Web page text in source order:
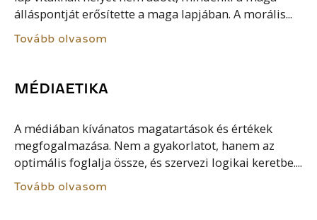
álláspontját erősítette a maga lapjában. A morális...
Tovább olvasom
MÉDIAETIKA
A médiában kívánatos magatartások és értékek
megfogalmazása. Nem a gyakorlatot, hanem az
optimális foglalja össze, és szervezi logikai keretbe....
Tovább olvasom